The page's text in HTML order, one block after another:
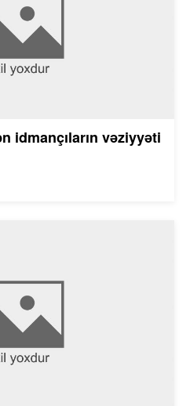
idmançıların vəziyyəti